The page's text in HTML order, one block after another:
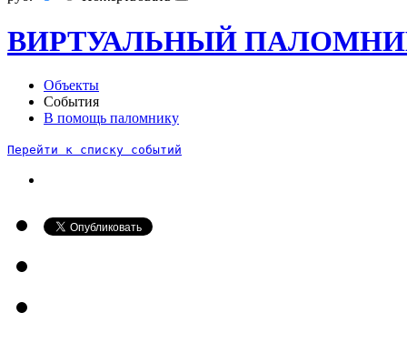
ВИРТУАЛЬНЫЙ
Объекты
События
В помощь паломнику
Перейти к списку событий